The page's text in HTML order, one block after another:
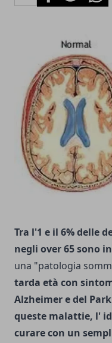
Tra l'1 e il 6% delle
negli over 65 sono
una "patologia
tarda età con
Alzheimer e del
queste malattie, l'
curare con un